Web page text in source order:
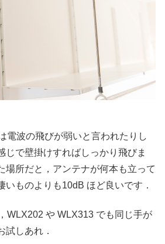
電波の飛びが弱いと言われたりし
じで壁掛けすればしっかり飛びま
場所だと，アンテナが何本も立って
いものよりも10dB ほど良いです．
WLX202 や WLX313 でも同じ手が
試しあれ．